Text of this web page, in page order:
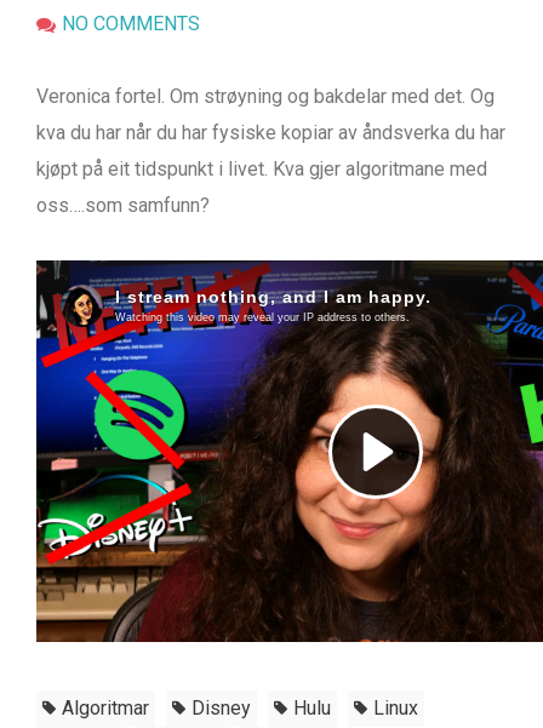
NO COMMENTS
Veronica fortel. Om strøyning og bakdelar med det. Og
kva du har når du har fysiske kopiar av åndsverka du har
kjøpt på eit tidspunkt i livet. Kva gjer algoritmane med
oss….som samfunn?
Algoritmar Disney Hulu
Linux